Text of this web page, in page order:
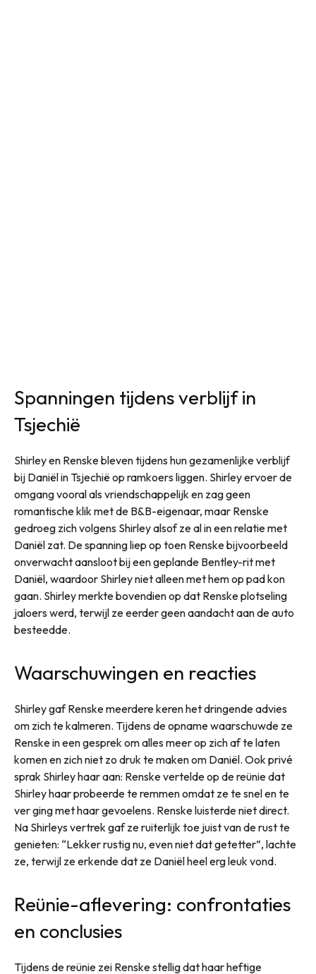
Spanningen tijdens verblijf in
Tsjechië
Shirley en Renske bleven tijdens hun gezamenlijke verblijf
bij Daniël in Tsjechië op ramkoers liggen. Shirley ervoer de
omgang vooral als vriendschappelijk en zag geen
romantische klik met de B&B-eigenaar, maar Renske
gedroeg zich volgens Shirley alsof ze al in een relatie met
Daniël zat. De spanning liep op toen Renske bijvoorbeeld
onverwacht aansloot bij een geplande Bentley-rit met
Daniël, waardoor Shirley niet alleen met hem op pad kon
gaan. Shirley merkte bovendien op dat Renske plotseling
jaloers werd, terwijl ze eerder geen aandacht aan de auto
besteedde.
Waarschuwingen en reacties
Shirley gaf Renske meerdere keren het dringende advies
om zich te kalmeren. Tijdens de opname waarschuwde ze
Renske in een gesprek om alles meer op zich af te laten
komen en zich niet zo druk te maken om Daniël. Ook privé
sprak Shirley haar aan: Renske vertelde op de reünie dat
Shirley haar probeerde te remmen omdat ze te snel en te
ver ging met haar gevoelens. Renske luisterde niet direct.
Na Shirleys vertrek gaf ze ruiterlijk toe juist van de rust te
genieten: “Lekker rustig nu, even niet dat getetter”, lachte
ze, terwijl ze erkende dat ze Daniël heel erg leuk vond.
Reünie-aflevering: confrontaties
en conclusies
Tijdens de reünie zei Renske stellig dat haar heftige